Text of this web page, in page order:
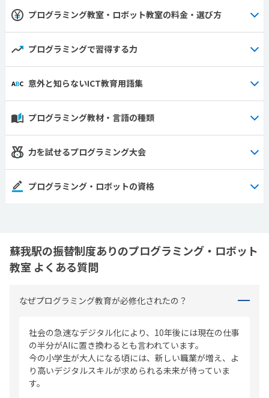
プログラミング教室・ロボット教室の料金・選び方
プログラミングで習得する力
意外と知らないICT教育用語集
プログラミング教材・言語の種類
力を試せるプログラミング大会
プログラミング・ロボットの資格
蘇我駅の振替制度ありのプログラミング・ロボット
教室 よくある質問
なぜプログラミング教育が必修化されたの？
社会の急速なデジタル化により、10年後には現在の仕事
の半分がAIに置き換わるとも言われています。
今の小学生が大人になる頃には、新しい職業が増え、よ
り高いデジタルスキルが求められる未来が待っていま
す。